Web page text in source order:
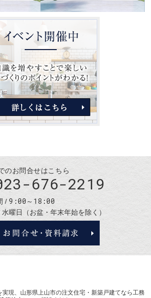
のお問合せはこちら
676-2219
9:00～18:00
水曜日（お盆・年末年始を除く）
現、 山形県上山市の注文住宅・新築戸建てなら工務